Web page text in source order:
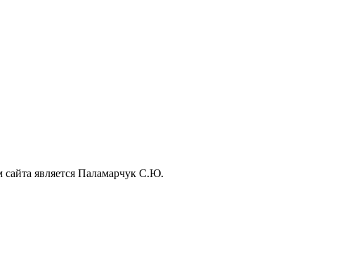
сайта является Паламарчук С.Ю.